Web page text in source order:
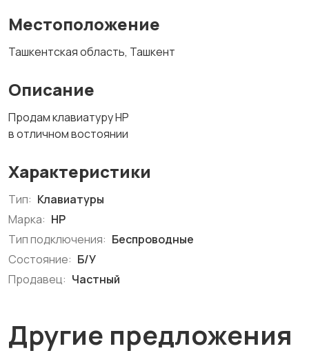
Местоположение
Ташкентская область, Ташкент
Описание
Продам клавиатуру HP
в отличном востоянии
Характеристики
Тип: Клавиатуры
Марка: HP
Тип подключения: Беспроводные
Состояние: Б/У
Продавец: Частный
Другие предложения